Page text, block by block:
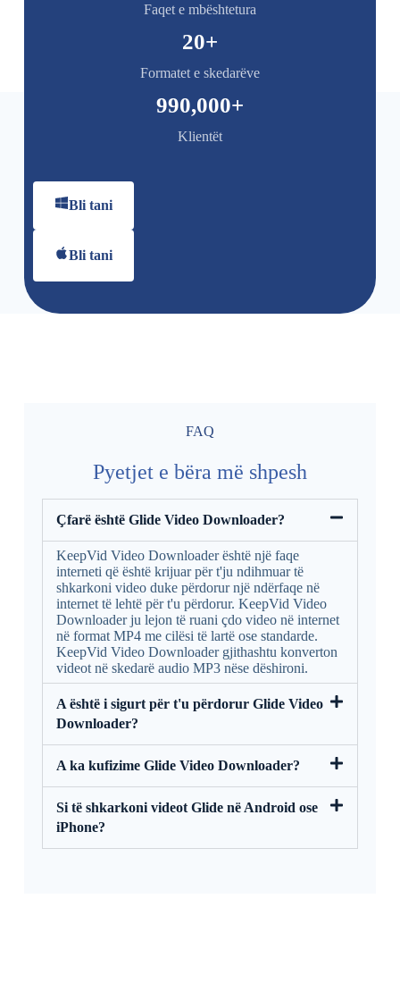
Faqet e mbështetura
Formatet e skedarëve
20+
Klientët
990,000+
Bli tani
Bli tani
FAQ
Pyetjet e bëra më shpesh
Çfarë është Glide Video Downloader?
KeepVid Video Downloader është një faqe
interneti që është krijuar për t'ju ndihmuar të
shkarkoni video duke përdorur një ndërfaqe në
internet të lehtë për t'u përdorur. KeepVid Video
Downloader ju lejon të ruani çdo video në internet
në format MP4 me cilësi të lartë ose standarde.
KeepVid Video Downloader gjithashtu konverton
videot në skedarë audio MP3 nëse dëshironi.
A është i sigurt për t'u përdorur Glide Video
Downloader?
A ka kufizime Glide Video Downloader?
Si të shkarkoni videot Glide në Android ose
iPhone?